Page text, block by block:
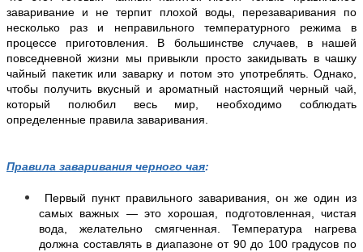
заваривание и не терпит плохой воды, перезаваривания по
несколько раз и неправильного температурного режима в
процессе приготовления. В большинстве случаев, в нашей
повседневной жизни мы привыкли просто закидывать в чашку
чайный пакетик или заварку и потом это употреблять. Однако,
чтобы получить вкусный и ароматный настоящий черный чай,
который полюбил весь мир, необходимо соблюдать
определенные правила заваривания.
Правила заваривания черного чая:
Первый пункт правильного заваривания, он же один из
самых важных — это хорошая, подготовленная, чистая
вода, желательно смягченная. Температура нагрева
должна составлять в диапазоне от 90 до 100 градусов по